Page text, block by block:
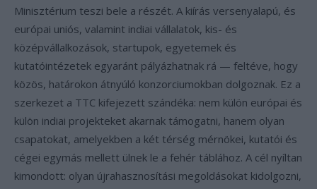
Minisztérium teszi bele a részét. A kiírás versenyalapú, és
európai uniós, valamint indiai vállalatok, kis- és
középvállalkozások, startupok, egyetemek és
kutatóintézetek egyaránt pályázhatnak rá — feltéve, hogy
közös, határokon átnyúló konzorciumokban dolgoznak. Ez a
szerkezet a TTC kifejezett szándéka: nem külön európai és
külön indiai projekteket akarnak támogatni, hanem olyan
csapatokat, amelyekben a két térség mérnökei, kutatói és
cégei egymás mellett ülnek le a fehér táblához. A cél nyíltan
kimondott: olyan újrahasznosítási megoldásokat kidolgozni,